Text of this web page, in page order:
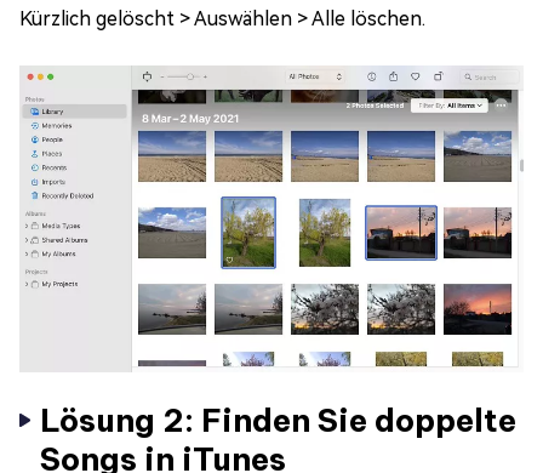
Kürzlich gelöscht > Auswählen > Alle löschen.
Lösung 2: Finden Sie doppelte
Songs in iTunes